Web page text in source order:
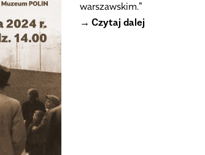
warszawskim."
Czytaj dalej